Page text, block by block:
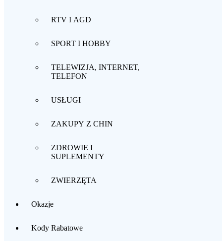
RTV I AGD
SPORT I HOBBY
TELEWIZJA, INTERNET,
TELEFON
USŁUGI
ZAKUPY Z CHIN
ZDROWIE I
SUPLEMENTY
ZWIERZĘTA
Okazje
Kody Rabatowe